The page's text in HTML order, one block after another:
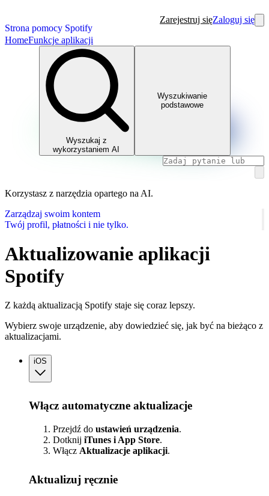
Strona pomocy Spotify
Zarejestruj sięZaloguj się
HomeFunkcje aplikacji
Wyszukaj z
wykorzystaniem AI
Wyszukiwanie
podstawowe
Korzystasz z narzędzia opartego na AI.
Zarządzaj swoim kontem
Twój profil, płatności i nie tylko.
Aktualizowanie aplikacji
Spotify
Z każdą aktualizacją Spotify staje się coraz lepszy.
Wybierz swoje urządzenie, aby dowiedzieć się, jak być na bieżąco z
aktualizacjami.
iOS
Włącz automatyczne aktualizacje
Przejdź do ustawień urządzenia.
Dotknij iTunes i App Store.
Włącz Aktualizacje aplikacji.
Aktualizuj ręcznie